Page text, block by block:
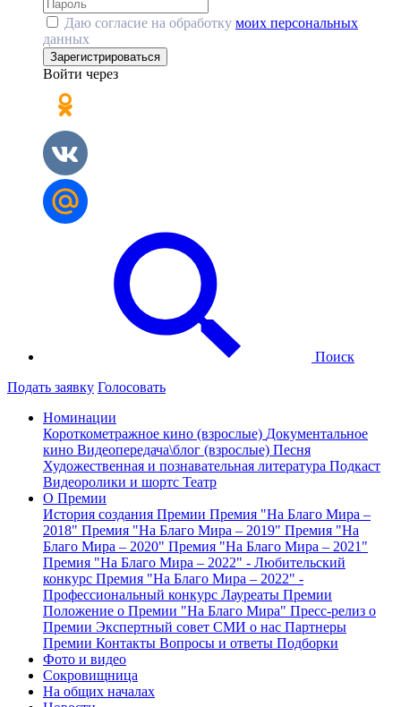
Даю согласие на обработку моих персональных
данных
Зарегистрироваться
Войти через
Поиск
Подать заявку Голосовать
Номинации
Короткометражное кино (взрослые) Документальное
кино Видеопередача\блог (взрослые) Песня
Художественная и познавательная литература Подкаст
Видеоролики и шортс Театр
О Премии
История создания Премии Премия "На Благо Мира –
2018" Премия "На Благо Мира – 2019" Премия "На
Благо Мира – 2020" Премия "На Благо Мира – 2021"
Премия "На Благо Мира – 2022" - Любительский
конкурс Премия "На Благо Мира – 2022" -
Профессиональный конкурс Лауреаты Премии
Положение о Премии "На Благо Мира" Пресс-релиз о
Премии Экспертный совет СМИ о нас Партнеры
Премии Контакты Вопросы и ответы Подборки
Фото и видео
Сокровищница
На общих началах